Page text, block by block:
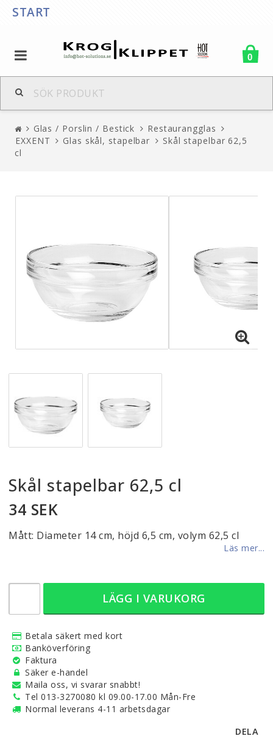
START
0
Glas / Porslin / Bestick
Restaurangglas
EXXENT
Glas skål, stapelbar
Skål stapelbar 62,5
cl
Skål stapelbar 62,5 cl
34 SEK
Mått: Diameter 14 cm, höjd 6,5 cm, volym 62,5 cl
Läs mer...
LÄGG I VARUKORG
Betala säkert med kort
Banköverföring
Faktura
Säker e-handel
Maila oss, vi svarar snabbt!
Tel 013-3270080 kl 09.00-17.00 Mån-Fre
Normal leverans 4-11 arbetsdagar
DELA